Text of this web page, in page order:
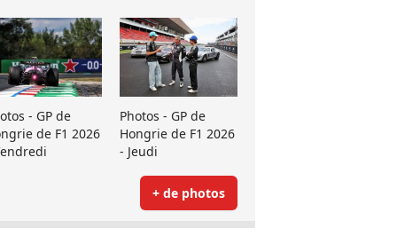
- GP de
de F1 2026
Photos - GP de
Hongrie de F1 2026
- Jeudi
+ de photos